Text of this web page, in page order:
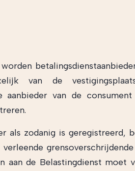
van de
aanbieder van de
als zodanig is geregistreerd,
aan de Belastingdienst moet